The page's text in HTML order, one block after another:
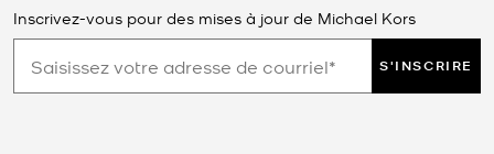
pantalon et à la veste appropriés, votre chemise boutonnée pour
homme sera prête pour une salle de réunion ou un dîner dans un
vous approprierez votre style décontracté. Notre vaste sélection
de chemises de marque pour hommes vous assure de trouver celle
Inscrivez-vous pour des mises à jour de Michael Kors
S'INSCRIRE